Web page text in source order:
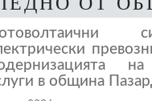
в община